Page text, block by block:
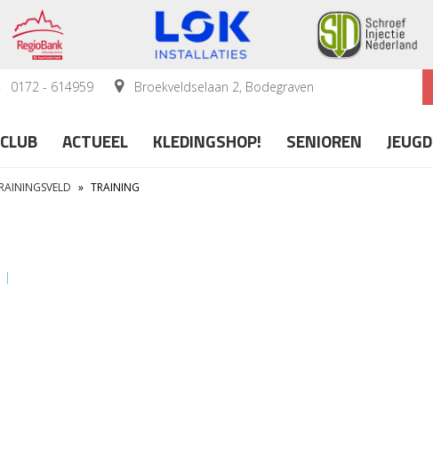
0172 - 614959 Broekveldselaan 2, Bodegraven
CLUB ACTUEEL KLEDINGSHOP! SENIOREN JEUGD
» TRAINING
|